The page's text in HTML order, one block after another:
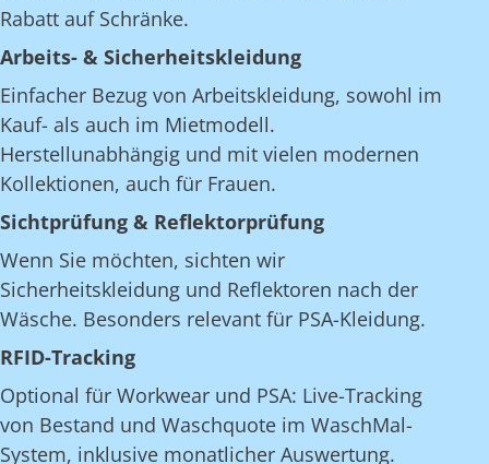
Rabatt auf Schränke.
Arbeits- & Sicherheitskleidung
Einfacher Bezug von Arbeitskleidung, sowohl im
Kauf- als auch im Mietmodell.
Herstellunabhängig und mit vielen modernen
Kollektionen, auch für Frauen.
Sichtprüfung & Reflektorprüfung
Wenn Sie möchten, sichten wir
Sicherheitskleidung und Reflektoren nach der
Wäsche. Besonders relevant für PSA-Kleidung.
RFID-Tracking
Optional für Workwear und PSA: Live-Tracking
von Bestand und Waschquote im WaschMal-
System, inklusive monatlicher Auswertung.